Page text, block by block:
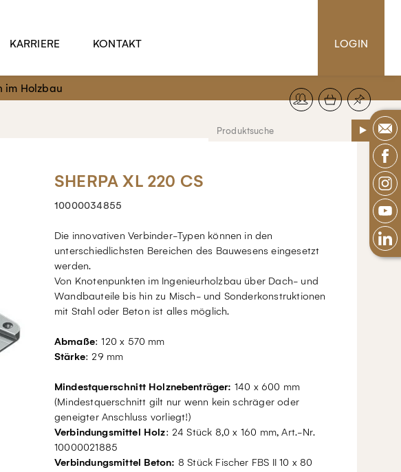
KARRIERE KONTAKT LOGIN
im Holzbau
SHERPA XL 220 CS
10000034855
Die innovativen Verbinder-Typen können in den
unterschiedlichsten Bereichen des Bauwesens eingesetzt
werden.
Von Knotenpunkten im Ingenieurholzbau über Dach- und
Wandbauteile bis hin zu Misch- und Sonderkonstruktionen
mit Stahl oder Beton ist alles möglich.
Abmaße: 120 x 570 mm
Stärke: 29 mm
Mindestquerschnitt Holznebenträger: 140 x 600 mm
(Mindestquerschnitt gilt nur wenn kein schräger oder
geneigter Anschluss vorliegt!)
Verbindungsmittel Holz: 24 Stück 8,0 x 160 mm, Art.-Nr.
10000021885
Verbindungsmittel Beton: 8 Stück Fischer FBS II 10 x 80